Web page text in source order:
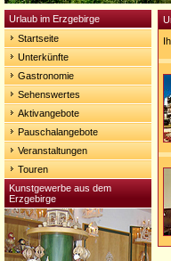
Urlaub im Erzgebirge
Startseite
Unterkünfte
Gastronomie
Sehenswertes
Aktivangebote
Pauschalangebote
Veranstaltungen
Touren
Kunstgewerbe aus dem
Erzgebirge